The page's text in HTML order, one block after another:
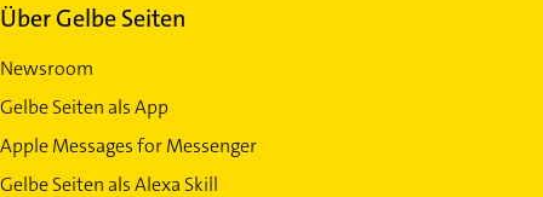
Über Gelbe Seiten
Newsroom
Gelbe Seiten als App
Apple Messages for Messenger
Gelbe Seiten als Alexa Skill